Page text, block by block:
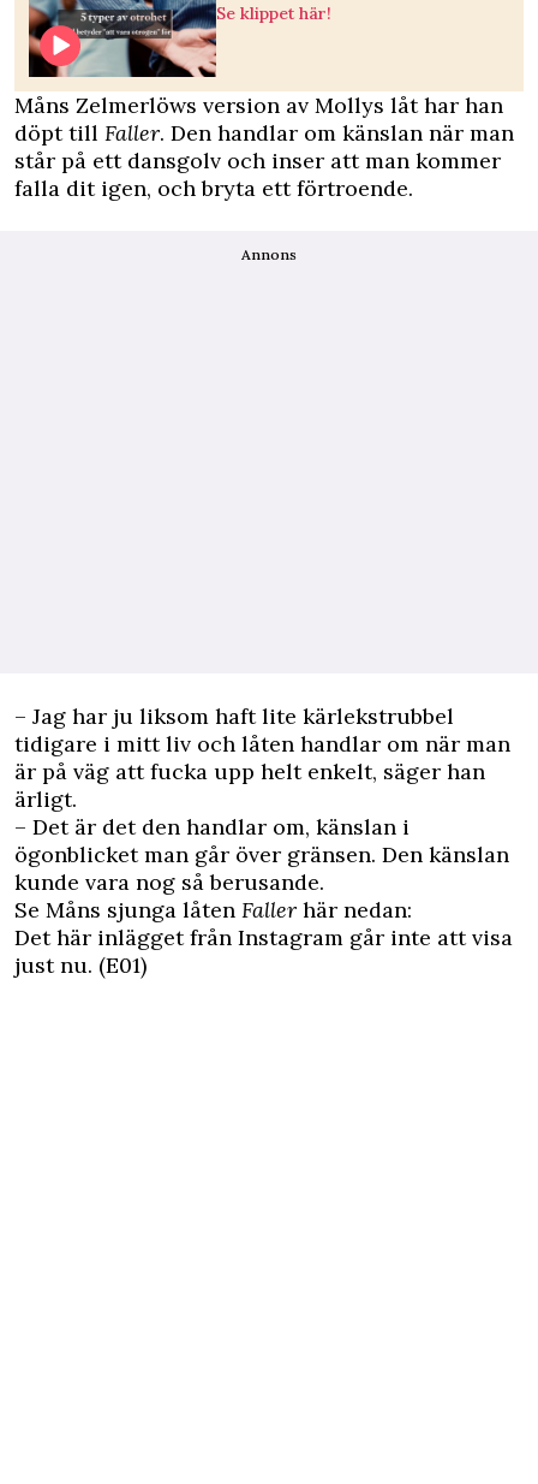
Se klippet här!
Måns Zelmerlöws version av Mollys låt har han
döpt till Faller. Den handlar om känslan när man
står på ett dansgolv och inser att man kommer
falla dit igen, och bryta ett förtroende.
Annons
– Jag har ju liksom haft lite kärlekstrubbel
tidigare i mitt liv och låten handlar om när man
är på väg att fucka upp helt enkelt, säger han
ärligt.
– Det är det den handlar om, känslan i
ögonblicket man går över gränsen. Den känslan
kunde vara nog så berusande.
Se Måns sjunga låten Faller här nedan:
Det här inlägget från Instagram går inte att visa
just nu. (E01)